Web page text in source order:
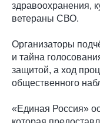
здравоохранения,
ветераны СВО.
Организаторы
и тайна
защитой, а ход
общественного
«Единая Россия»